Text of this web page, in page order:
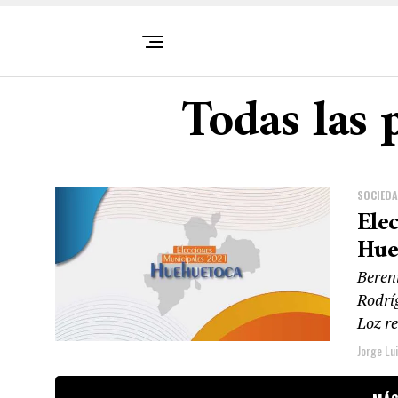
Todas
Loz
Jorge